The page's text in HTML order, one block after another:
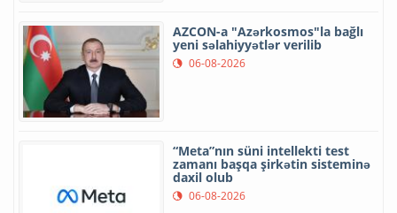
AZCON-a "Azərkosmos"la bağlı
yeni səlahiyyətlər verilib
06-08-2026
“Meta”nın süni intellekti test
zamanı başqa şirkətin sisteminə
daxil olub
06-08-2026